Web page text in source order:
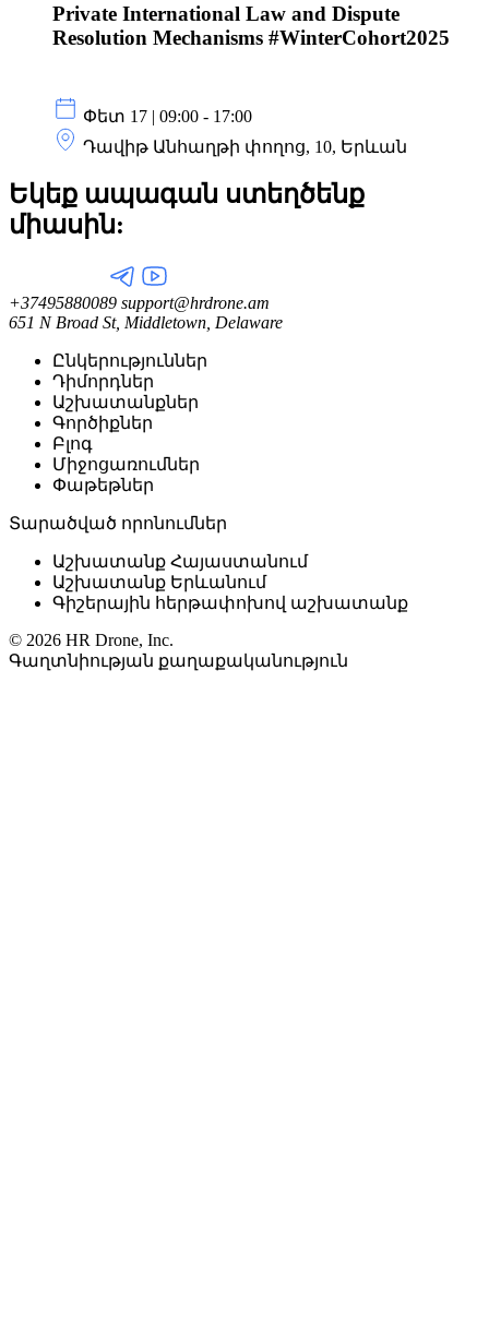
Private International Law and Dispute
Resolution Mechanisms #WinterCohort2025
Փետ 17 | 09:00 - 17:00
Դավիթ Անհաղթի փողոց, 10, Երևան
Եկեք ապագան ստեղծենք
միասին:
+37495880089 support@hrdrone.am
651 N Broad St, Middletown, Delaware
Ընկերություններ
Դիմորդներ
Աշխատանքներ
Գործիքներ
Բլոգ
Միջոցառումներ
Փաթեթներ
Տարածված որոնումներ
Աշխատանք Հայաստանում
Աշխատանք Երևանում
Գիշերային հերթափոխով աշխատանք
© 2026 HR Drone, Inc.
Գաղտնիության քաղաքականություն